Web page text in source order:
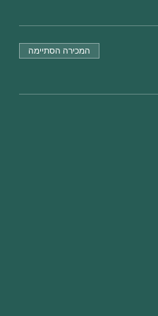
המכירה הסתיימה